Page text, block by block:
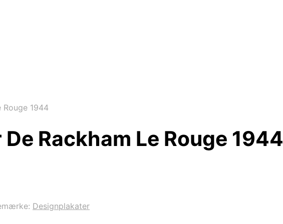
Rouge 1944
Rackham Le Rouge 1944
Designplakater